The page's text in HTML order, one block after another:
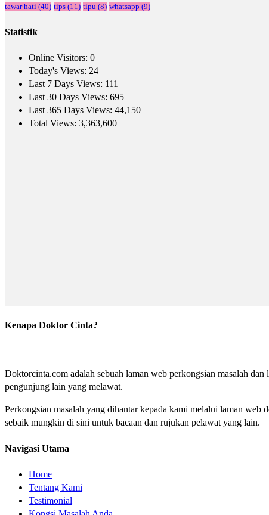
tawar hati (40) tips (11) tipu (8) whatsapp (9)
Statistik
Online Visitors: 0
Today's Views: 24
Last 7 Days Views: 111
Last 30 Days Views: 695
Last 365 Days Views: 44,150
Total Views: 3,363,600
Kenapa Doktor Cinta?
Doktorcinta.com adalah sebuah laman web perkongsian masalah
pengunjung lain yang melawat.
Perkongsian masalah yang dihantar kepada kami melalui laman
sebaik mungkin di sini untuk bacaan dan rujukan pelawat yang lain.
Navigasi Utama
Home
Tentang Kami
Testimonial